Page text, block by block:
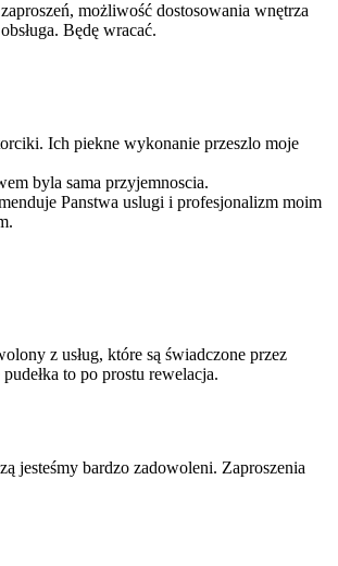
możliwość dostosowania wnętrza
Będę wracać.
Ich piekne wykonanie przeszlo moje
byla sama przyjemnoscia.
Panstwa uslugi i profesjonalizm moim
z usług, które są świadczone przez
to po prostu rewelacja.
jesteśmy bardzo zadowoleni. Zaproszenia